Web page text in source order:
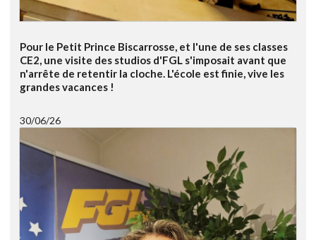
Pour le Petit Prince Biscarrosse, et l'une de ses classes
CE2, une visite des studios d'FGL s'imposait avant que
n'arrête de retentir la cloche. L'école est finie, vive les
grandes vacances !
30/06/26